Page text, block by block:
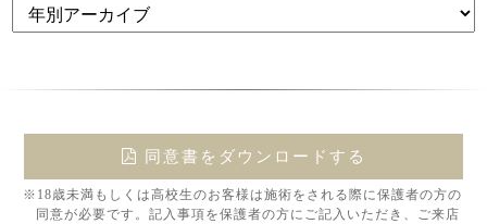
同意書をダウンロードする
※18歳未満もしくは高校生のお客様は施術をされる際に保護者の方の
同意が必要です。記入事項を保護者の方にご記入いただき、ご来店